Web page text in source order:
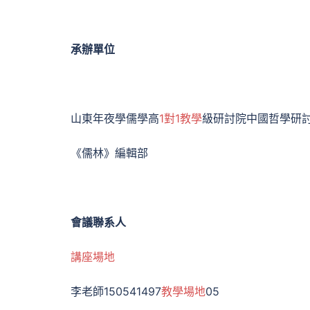
承辦單位
山東年夜學儒學高1對1教學級研討院中國哲學研
《儒林》編輯部
會議聯系人
講座場地
李老師150541497教學場地05